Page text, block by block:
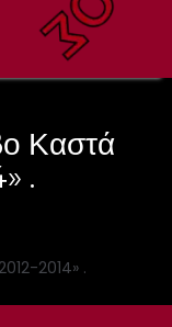
Καστά
.
2014» .